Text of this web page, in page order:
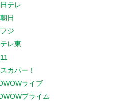
テレ
日
ジ
レ東
カパー！
ライブ
プライム